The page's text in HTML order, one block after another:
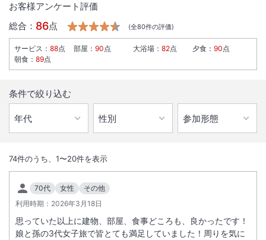
【ココでしか見れない圧倒的絶景！】湯布院随一の眺望★★★★★ オ
ンリーワンの大浴場からの風景＆圧巻の朝霧に息を飲む。
総客室数33
INチェックイン
15:00/ OUT チェックアウト
10:00
お客様アンケート評価
総合： 86点 (全80件の評価)
サービス ： 88点 部屋 ： 90点 大浴場 ： 82点 夕食 ： 90点
朝食 ： 89点
条件で絞り込む
74件のうち、 1〜20件を表示
70代 女性
その他
利用時期： 2026年3月18日
思っていた以上に建物、部屋、食事どころも、良かったです！
娘と孫の3代女子旅で皆とても満足していました！周りを気に